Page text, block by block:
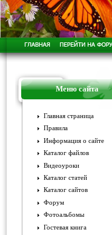
Меню сайта
Главная страница
Правила
Информация о сайте
Каталог файлов
Видеоуроки
Каталог статей
Каталог сайтов
Форум
Фотоальбомы
Гостевая книга